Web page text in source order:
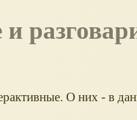
О них - в